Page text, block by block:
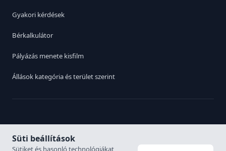
Gyakori kérdések
Bérkalkulátor
Pályázás menete kisfilm
Állások kategória és terület szerint
Switch to English | Adatvédelmi irányelvek
Süti beállítások
Sütiket és hasonló technológiákat